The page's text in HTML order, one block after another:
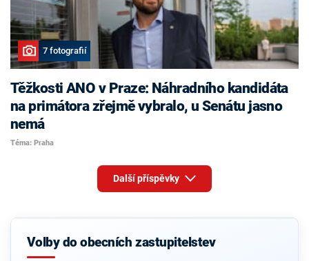
7 fotografií
Těžkosti ANO v Praze: Náhradního kandidáta
na primátora zřejmě vybralo, u Senátu jasno
nemá
Téma: Praha
Další příspěvky
Volby do obecních zastupitelstev